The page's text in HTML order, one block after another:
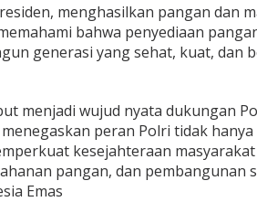
menghasilkan pangan dan
bahwa penyediaan
generasi yang sehat, kuat, dan
menjadi wujud nyata dukungan
peran Polri tidak
kesejahteraan
pangan, dan pembangunan
Emas